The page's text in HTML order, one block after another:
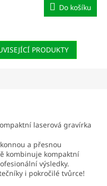
Do košíku
PRODUKTY
laserová gravírka
a přesnou
kombinuje kompaktní
výsledky.
i pokročilé tvůrce!